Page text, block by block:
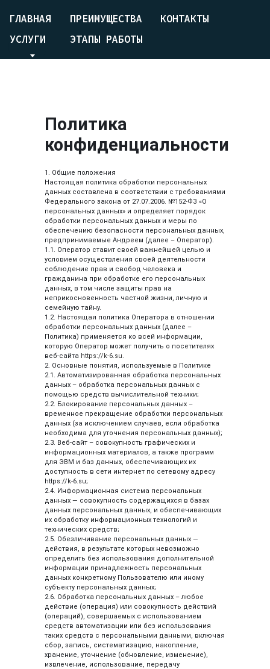
ГЛАВНАЯ ПРЕИМУЩЕСТВА КОНТАКТЫ
Политика
конфиденциальности
1. Общие положения
Настоящая политика обработки персональных
данных составлена в соответствии с требованиями
Федерального закона от 27.07.2006. №152-ФЗ «О
персональных данных» и определяет порядок
обработки персональных данных и меры по
обеспечению безопасности персональных данных,
предпринимаемые Андреем (далее – Оператор).
1.1. Оператор ставит своей важнейшей целью и
условием осуществления своей деятельности
соблюдение прав и свобод человека и
гражданина при обработке его персональных
данных, в том числе защиты прав на
неприкосновенность частной жизни, личную и
семейную тайну.
1.2. Настоящая политика Оператора в отношении
обработки персональных данных (далее –
Политика) применяется ко всей информации,
которую Оператор может получить о посетителях
веб-сайта https://k-6.su.
2. Основные понятия, используемые в Политике
2.1. Автоматизированная обработка персональных
данных – обработка персональных данных с
помощью средств вычислительной техники;
2.2. Блокирование персональных данных –
временное прекращение обработки персональных
данных (за исключением случаев, если обработка
необходима для уточнения персональных данных);
2.3. Веб-сайт – совокупность графических и
информационных материалов, а также программ
для ЭВМ и баз данных, обеспечивающих их
доступность в сети интернет по сетевому адресу
https://k-6.su;
2.4. Информационная система персональных
данных — совокупность содержащихся в базах
данных персональных данных, и обеспечивающих
их обработку информационных технологий и
технических средств;
2.5. Обезличивание персональных данных —
действия, в результате которых невозможно
определить без использования дополнительной
информации принадлежность персональных
данных конкретному Пользователю или иному
субъекту персональных данных;
2.6. Обработка персональных данных – любое
действие (операция) или совокупность действий
(операций), совершаемых с использованием
средств автоматизации или без использования
таких средств с персональными данными, включая
сбор, запись, систематизацию, накопление,
хранение, уточнение (обновление, изменение),
извлечение, использование, передачу